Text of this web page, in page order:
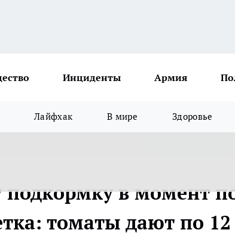
Инциденты Армия
Лайфхак В мире Здоровье
в момент
томаты дают по